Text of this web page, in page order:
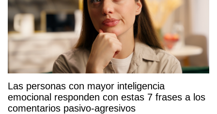
Las personas con mayor inteligencia
emocional responden con estas 7 frases a los
comentarios pasivo-agresivos